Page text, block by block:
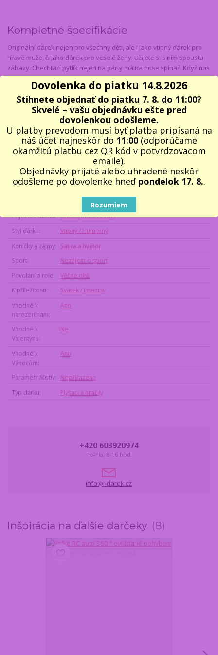
Kompletné špecifikácie
Originální dárek nejen pro všechny děti, ale i jako vtipný dárek pro
hravé muže, či jako dárek pro veselé ženy. Užijete si s ním spoustu
zábavy. Chechtací pytlík nejen na párty má na nose spínač. Když nos
zmáčknete, chechtací pytlík se začne smát a checht. Chechtací pytlík
je velmi roztomilá hračka pro děti, která určitě vykouzlý úsměv na
tváři nejen obdarovaného, ale i gratulantů. Vhodné jako dárek k
narozeninám, k svátku, k Vánocům nebo na párty.
Barva
: fialová, modrá, růžová, oranžová ...
Požadovanou barvu je nutné si vždy zvolit v rozbalovací
nabídce nahoře vedle obrázkupřed objednáním !!!
Doporučený věk: od 3 let. Baterie jsou součástí hračky
Příjemce dárku
Unisex (muži i ženy)
Styl dárku
Vtipný / Humorný
Koníčky a zájmy
Satira a humor
Sport
Nezájem o sport
Povolání a role
Věčné dítě
K příležitosti
Svátek / Jmeniny
Vhodné k
narozeninám
Ano
Vhodné k
Valentýnu
Ne
Vhodné k
Vánocům
Ano
Parametr Motiv
Nepřiřazeno
Typ dárku
Plyšáci a hračky
+420 603920974
Po-Pia, 8-16 hod.
info@i-darek.cz
Inšpirácia na ďalšie darčeky 8
Dovolenka do piatku 14.8.2026
Stihnete objednať do piatku 7. 8. do 11:00?
Skvelé – vašu objednávku ešte pred
dovolenkou odošleme.
U platby prevodom musí byť platba pripísaná na
náš účet najneskôr do 11:00(odporúčame
okamžitú platbu cez QR kód v potvrdzovacom
emaile).
Objednávky prijaté alebo uhradené neskôr
odošleme po dovolenke hneďpondelok 17. 8..
Rozumiem